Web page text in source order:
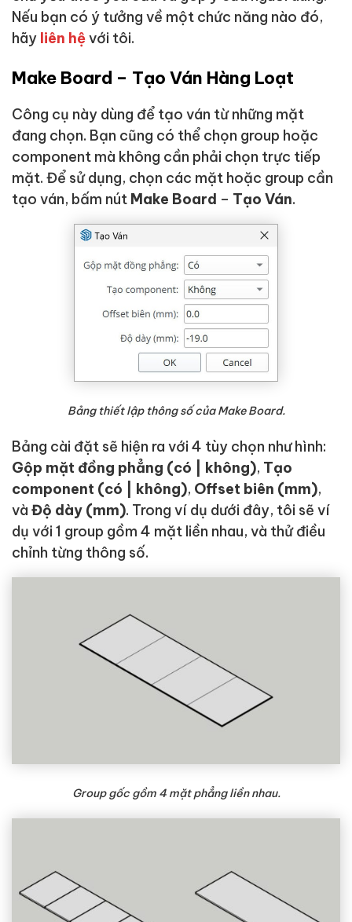
Nếu bạn có ý tưởng về một chức năng nào đó,
hãy liên hệvới tôi.
Make Board – Tạo Ván Hàng Loạt
Công cụ này dùng để tạo ván từ những mặt
đang chọn. Bạn cũng có thể chọn group hoặc
component mà không cần phải chọn trực tiếp
mặt. Để sử dụng, chọn các mặt hoặc group cần
tạo ván, bấm nút Make Board – Tạo Ván.
Bảng thiết lập thông số của Make Board.
Bảng cài đặt sẽ hiện ra với 4 tùy chọn như hình:
Gộp mặt đồng phẳng (có | không), Tạo
component (có | không), Offset biên (mm),
và Độ dày (mm). Trong ví dụ dưới đây, tôi sẽ ví
dụ với 1 group gồm 4 mặt liền nhau, và thử điều
chỉnh từng thông số.
Group gốc gồm 4 mặt phẳng liền nhau.